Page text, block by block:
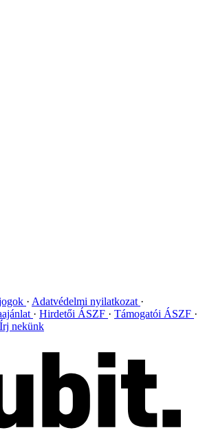
Adatvédelmi nyilatkozat
Hirdetői ÁSZF
Támogatói ÁSZF
Írj nekünk